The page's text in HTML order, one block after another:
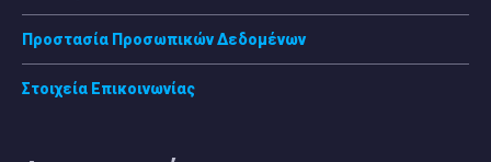
Προστασία Προσωπικών Δεδομένων
Στοιχεία Επικοινωνίας